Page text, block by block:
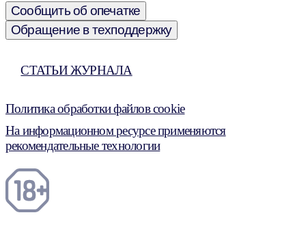
Сообщить об опечатке
Обращение в техподдержку
СТАТЬИ ЖУРНАЛА
Политика обработки файлов cookie
На информационном ресурсе применяются
рекомендательные технологии